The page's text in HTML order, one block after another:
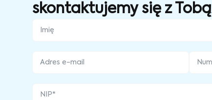
skontaktujemy się z Tobą